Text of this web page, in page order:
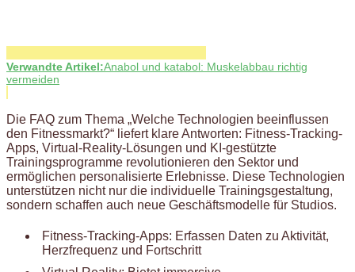
Verwandte Artikel:Anabol und katabol: Muskelabbau richtig
vermeiden
Die FAQ zum Thema „Welche Technologien beeinflussen
den Fitnessmarkt?“ liefert klare Antworten: Fitness-Tracking-
Apps, Virtual-Reality-Lösungen und KI-gestützte
Trainingsprogramme revolutionieren den Sektor und
ermöglichen personalisierte Erlebnisse. Diese Technologien
unterstützen nicht nur die individuelle Trainingsgestaltung,
sondern schaffen auch neue Geschäftsmodelle für Studios.
Fitness-Tracking-Apps: Erfassen Daten zu Aktivität,
Herzfrequenz und Fortschritt